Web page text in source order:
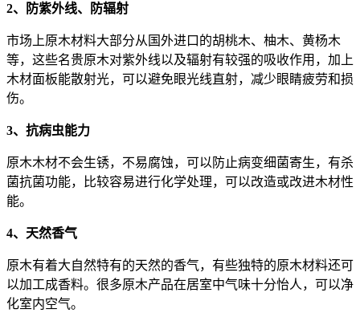
2、防紫外线、防辐射
市场上原木材料大部分从国外进口的胡桃木、柚木、黄杨木
等，这些名贵原木对紫外线以及辐射有较强的吸收作用，加上
木材面板能散射光，可以避免眼光线直射，减少眼睛疲劳和损
伤。
3、抗病虫能力
原木木材不会生锈，不易腐蚀，可以防止病变细菌寄生，有杀
菌抗菌功能，比较容易进行化学处理，可以改造或改进木材性
能。
4、天然香气
原木有着大自然特有的天然的香气，有些独特的原木材料还可
以加工成香料。很多原木产品在居室中气味十分怡人，可以净
化室内空气。